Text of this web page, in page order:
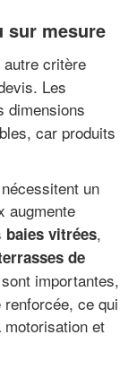
sur mesure
critère
Les
dimensions
car produits
un
augmente
baies vitrées,
de
importantes,
ce qui
et